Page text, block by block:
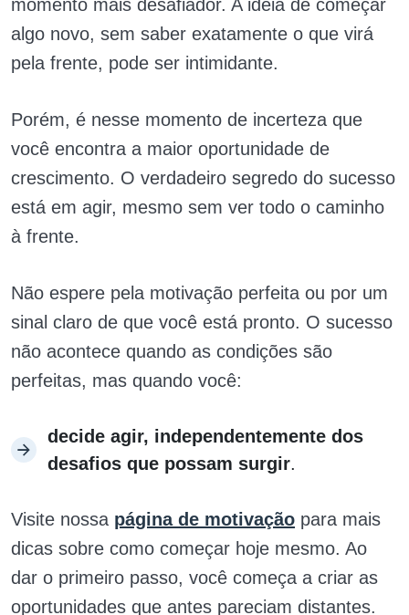
momento mais desafiador. A ideia de começar
algo novo, sem saber exatamente o que virá
pela frente, pode ser intimidante.
Porém, é nesse momento de incerteza que
você encontra a maior oportunidade de
crescimento. O verdadeiro segredo do sucesso
está em agir, mesmo sem ver todo o caminho
à frente.
Não espere pela motivação perfeita ou por um
sinal claro de que você está pronto. O sucesso
não acontece quando as condições são
perfeitas, mas quando você:
decide agir, independentemente dos
desafios que possam surgir.
Visite nossa página de motivação para mais
dicas sobre como começar hoje mesmo. Ao
dar o primeiro passo, você começa a criar as
oportunidades que antes pareciam distantes.